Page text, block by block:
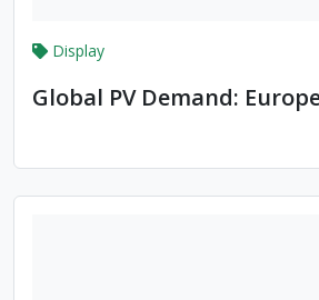
Display
Global PV Demand: